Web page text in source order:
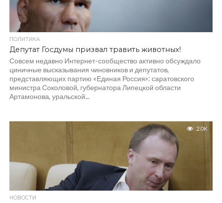
ПОЛИТИКА
Депутат Госдумы призвал травить животных!
Совсем недавно Интернет-сообщество активно обсуждало
циничные высказывания чиновников и депутатов,
представляющих партию «Единая Россия»: саратовского
министра Соколовой, губернатора Липецкой области
Артамонова, уральской...
2.0K
НОВОСТИ